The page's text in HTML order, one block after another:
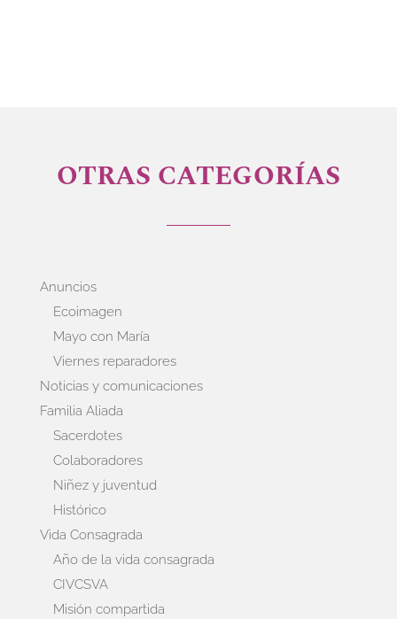
OTRAS CATEGORÍAS
Anuncios
Ecoimagen
Mayo con María
Viernes reparadores
Noticias y comunicaciones
Familia Aliada
Sacerdotes
Colaboradores
Niñez y juventud
Histórico
Vida Consagrada
Año de la vida consagrada
CIVCSVA
Misión compartida